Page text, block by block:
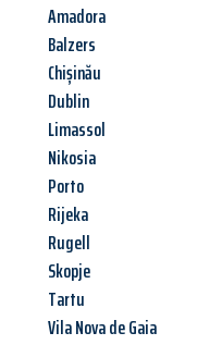
Amadora
Balzers
Chișinău
Dublin
Limassol
Nikosia
Porto
Rijeka
Rugell
Skopje
Tartu
Vila Nova de Gaia